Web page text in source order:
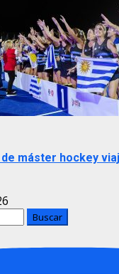
máster hockey